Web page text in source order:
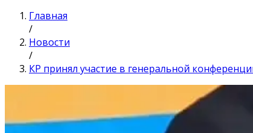
Главная
/
Новости
/
КР принял участие в генеральной